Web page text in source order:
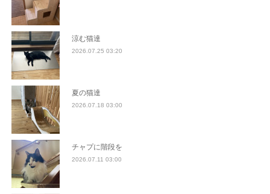
涼む猫達
2026.07.25 03:20
夏の猫達
2026.07.18 03:00
チャプに階段を
2026.07.11 03:00